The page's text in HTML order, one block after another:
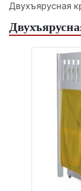
Двухъярусная